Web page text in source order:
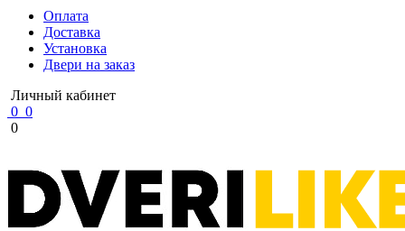
Оплата
Доставка
Установка
Двери на заказ
Личный кабинет
0 0
0